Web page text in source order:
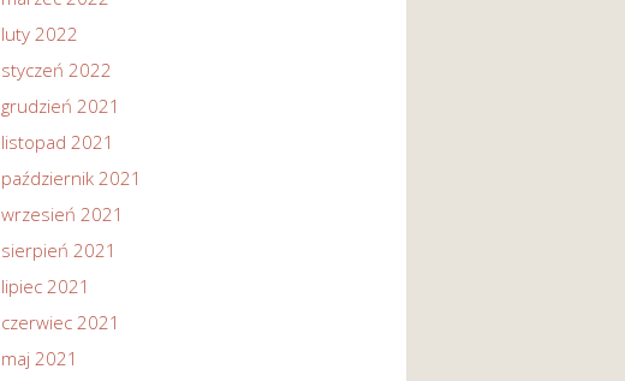
luty 2022
styczeń 2022
grudzień 2021
listopad 2021
październik 2021
wrzesień 2021
sierpień 2021
lipiec 2021
czerwiec 2021
maj 2021